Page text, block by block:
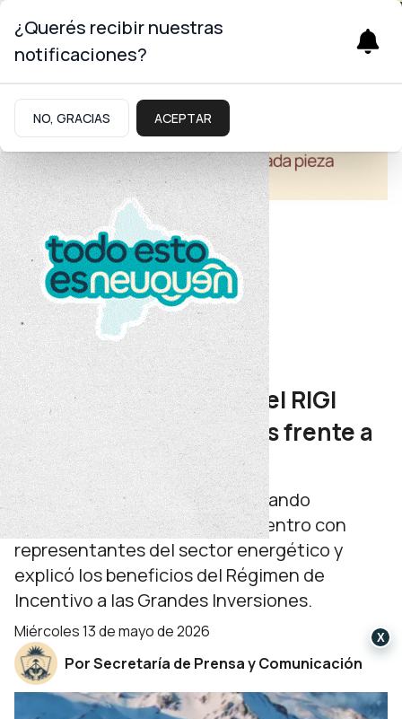
Economía
Gas y petróleo
Figueroa aseguró que el RIGI
“nos hace competitivos frente a
Estados Unidos”
El gobernador de Neuquén, Rolando
Figueroa, participó de un encuentro con
representantes del sector energético y
explicó los beneficios del Régimen de
Incentivo a las Grandes Inversiones.
miércoles 13 de mayo de 2026
Por Secretaría de Prensa y Comunicación
¿Querés recibir nuestras
notificaciones?
NO, GRACIAS ACEPTAR
X